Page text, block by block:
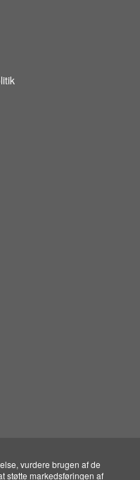
vurdere brugen af de
støtte markedsføringen af